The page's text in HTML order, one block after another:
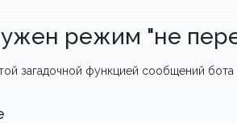
режим "не
загадочной функцией сообщений бота